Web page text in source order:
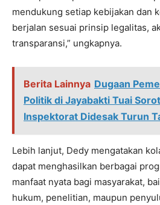
mendukung setiap kebijakan dan
berjalan sesuai prinsip legalitas,
transparansi,” ungkapnya.
Berita Lainnya Dugaan
Politik di Jayabakti Tuai
Inspektorat Didesak Turun
Lebih lanjut, Dedy mengatakan
dapat menghasilkan berbagai
manfaat nyata bagi masyarakat,
hukum, penelitian, maupun